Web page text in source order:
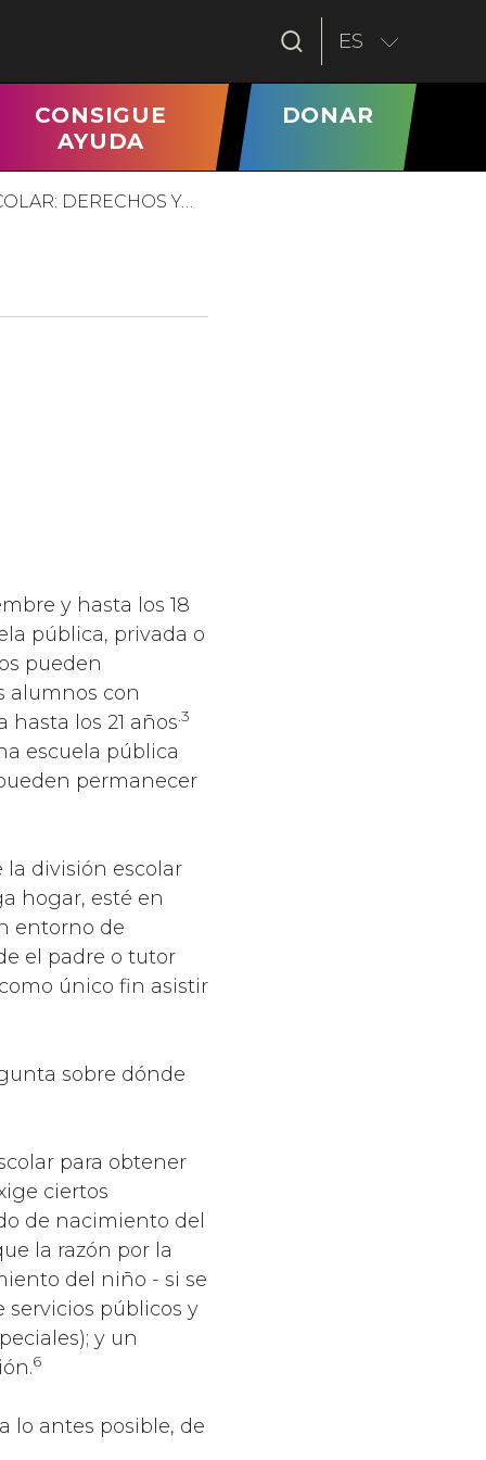
ES
CONSIGUE
AYUDA
DONAR
DERECHOS Y…
y hasta los 18
pública, privada o
pueden
alumnos con
los 21 años.3
escuela pública
permanecer
división escolar
hogar, esté en
entorno de
el padre o tutor
único fin asistir
sobre dónde
para obtener
ciertos
de nacimiento del
la razón por la
del niño - si se
servicios públicos y
y un
6
lo antes posible, de